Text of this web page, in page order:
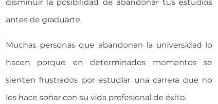
disminuir la posibilidad de abandonar tus estudios
antes de graduarte.
Muchas personas que abandonan la universidad lo
hacen porque en determinados momentos se
sienten frustrados por estudiar una carrera que no
les hace soñar con su vida profesional de éxito.